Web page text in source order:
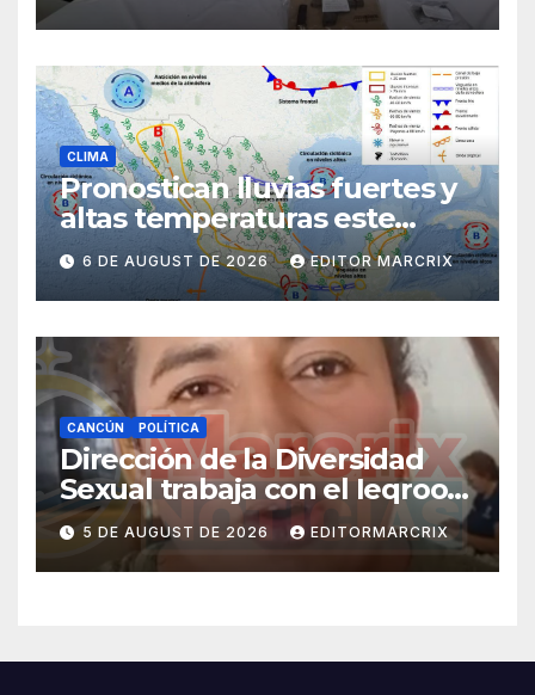
CLIMA
Pronostican lluvias fuertes y
altas temperaturas este
jueves en Quintana Roo
6 DE AUGUST DE 2026 EDITOR MARCRIX
CANCÚN POLÍTICA
Dirección de la Diversidad
Sexual trabaja con el Ieqroo
para evitar simulaciones en
candidaturas LGBT
5 DE AUGUST DE 2026 EDITORMARCRIX